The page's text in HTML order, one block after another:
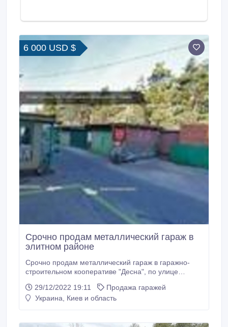
6 000 USD $
Срочно продам металлический гараж в
элитном районе
Срочно продам металлический гараж в гаражно-
строительном кооперативе "Десна", по улице
регистрация без задолжности. Сделана новая
гидроизоляция крыши. Гараж сухой и чистый, без
29/12/2022 19:11
Продажа гаражей
Украина, Киев и область